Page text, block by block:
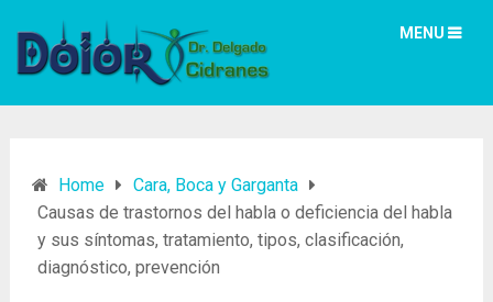
MENU
Home
Cara, Boca y Garganta
Causas de trastornos del habla o deficiencia del habla
y sus síntomas, tratamiento, tipos, clasificación,
diagnóstico, prevención